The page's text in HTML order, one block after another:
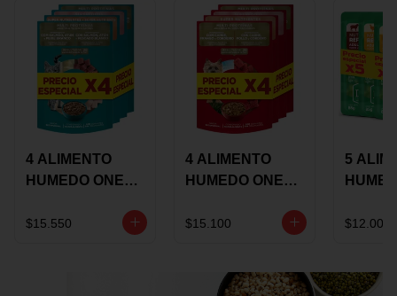
4 ALIMENTO
HUMEDO ONE
85 GRS
$15.550
4 ALIMENTO
HUMEDO ONE
85 GRS
$15.100
5
$12.000